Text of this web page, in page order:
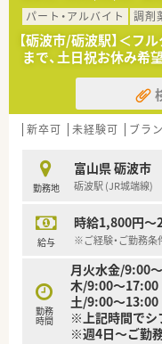
パート・アルバイト
調剤
【砺波市/砺波駅】＜
まで、土日祝お休み希
新卒可 未経験可 ブラ
勤務地
富山県 砺波市
砺波駅 (JR城端線)
給与
時給1,800円～
※ご経験・ご勤務条
勤務
時間
月火水金/9:00
木/9:00～
土/9:00～
※上記時間でシ
※週4日～ご勤